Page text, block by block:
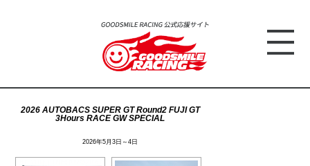
2026 AUTOBACS SUPER GT Round2 FUJI GT
3Hours RACE GW SPECIAL
2026年5月3日～4日